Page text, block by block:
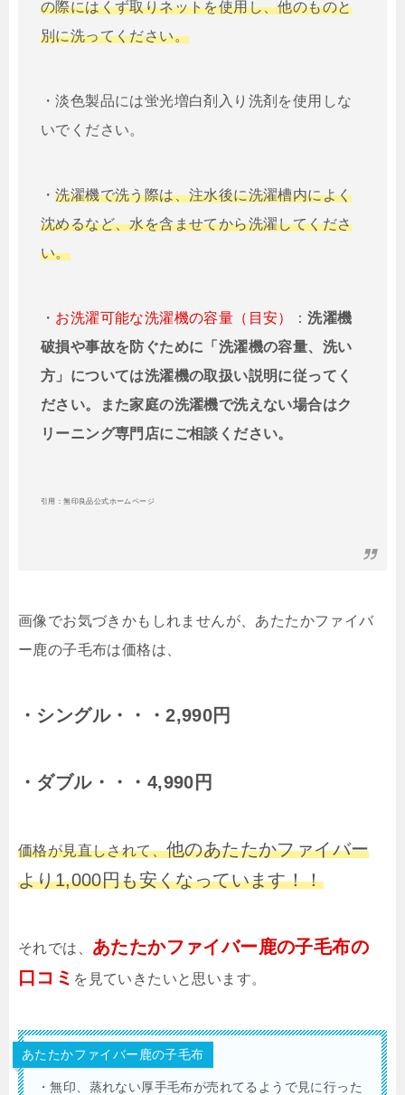
の際にはくず取りネットを使用し、他のものと
別に洗ってください。
・淡色製品には蛍光増白剤入り洗剤を使用しな
いでください。
・洗濯機で洗う際は、注水後に洗濯槽内によく
沈めるなど、水を含ませてから洗濯してくださ
い。
・ お洗濯可能な洗濯機の容量（目安） ：洗濯機
破損や事故を防ぐために「洗濯機の容量、洗い
方」については洗濯機の取扱い説明に従ってく
ださい。また家庭の洗濯機で洗えない場合はク
リーニング専門店にご相談ください。
引用：無印良品公式ホームページ
画像でお気づきかもしれませんが、あたたかファイバ
ー鹿の子毛布は価格は、
・シングル・・・2,990円
・ダブル・・・4,990円
価格が見直しされて、他のあたたかファイバー
より1,000円も安くなっています！！
それでは、 あたたかファイバー鹿の子毛布の
口コミ を見ていきたいと思います。
あたたかファイバー鹿の子毛布
・無印、蒸れない厚手毛布が売れてるようで見に行った